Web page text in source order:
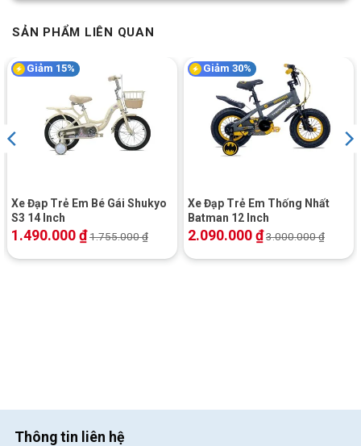
SẢN PHẨM LIÊN QUAN
Giảm 15%
Xe Đạp Trẻ Em Bé Gái Shukyo
S3 14 Inch
1.490.000₫1.755.000₫
Giảm 30%
Xe Đạp Trẻ Em Thống Nhất
Batman 12 Inch
2.090.000₫3.000.000₫
Thông tin liên hệ